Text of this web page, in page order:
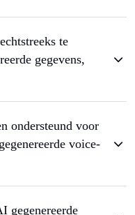
te
gegevens,
ondersteund voor
voice-
gegenereerde